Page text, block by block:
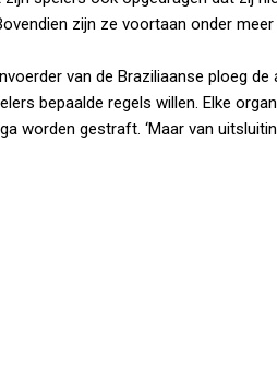
zijn ze voortaan onder
van de Braziliaanse ploeg
bepaalde regels willen. Elke
worden gestraft. ‘Maar van